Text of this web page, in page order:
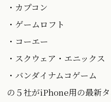
・カプコン
・ゲームロフト
・コーエー
・スクウェア・エニックス
・バンダイナムコゲーム
の５社がiPhone用の最新